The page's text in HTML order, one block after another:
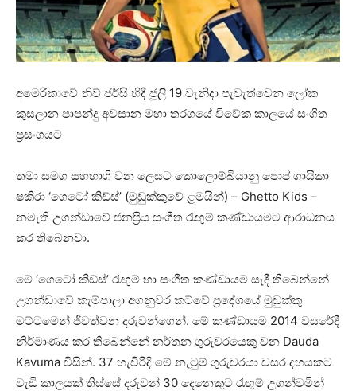
අමෙරිකාවේ නිව් ජර්සි හිදී ජූලි 19 වැනිදා පැවැත්වෙන ලෝක
කුසලාන පාපන්දු අවසාන මහා තරගයේ විවේක කාලයේ සංගීත
ප්‍රසංගයට
තමා සමග සහභාගි වන ලෙසට කොලොම්බියානු පොප් ගායිකා
ෂකිරා ‘ගෙටෝ කිඩ්ස්’ (මුඩුක්කුවේ ළමයින්) – Ghetto Kids –
නමැති උගන්ඩාවේ ජනප්‍රිය සංගීත රැඟුම් කණ්ඩායමට ආරාධනය
කර තිබෙනවා.
මේ ‘ගෙටෝ කිඩ්ස්’ රැඟුම් හා සංගීත කණ්ඩායම සැදී තිබෙන්නේ
උගන්ඩාවේ කැම්පාලා අගනුවර කට්වේ ප්‍රදේශයේ මුඩුක්කු
මට්ටමෙන් ජීවත්වන දරුවන්ගෙන්. මේ කණ්ඩායම 2014 වසරේදී
නිර්මාණය කර තිබෙන්නේ නර්තන ගුරුවරයෙකු වන ‌Dauda
Kavuma විසින්. 37 හැවිරිදි මේ නැටුම් ගුරුවරයා වසර දහයකට
වැඩි කාලයක් තිස්සේ දරුවන් 30 දෙනෙකුට රැඟුම් උගන්වමින්